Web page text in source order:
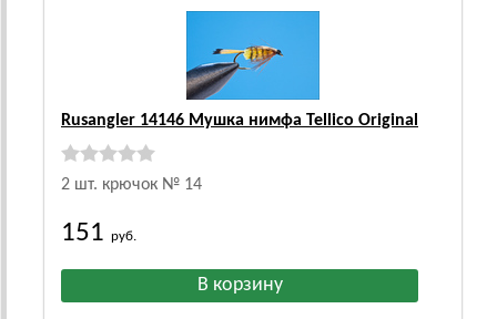
Rusangler 14146 Мушка нимфа Tellico Original
2 шт. крючок № 14
151 руб.